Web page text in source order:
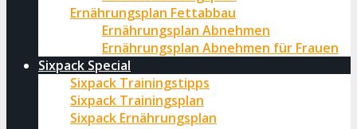
Ernährungsplan Fettabbau
Ernährungsplan Abnehmen
Ernährungsplan Abnehmen für Frauen
Sixpack Special
Sixpack Trainingstipps
Sixpack Trainingsplan
Sixpack Ernährungsplan